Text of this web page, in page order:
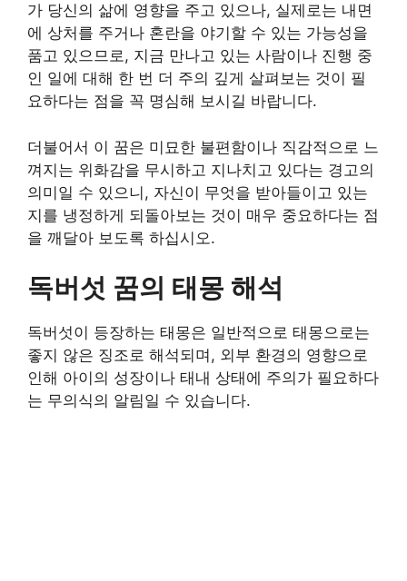
가 당신의 삶에 영향을 주고 있으나, 실제로는 내면
에 상처를 주거나 혼란을 야기할 수 있는 가능성을
품고 있으므로, 지금 만나고 있는 사람이나 진행 중
인 일에 대해 한 번 더 주의 깊게 살펴보는 것이 필
요하다는 점을 꼭 명심해 보시길 바랍니다.
더불어서 이 꿈은 미묘한 불편함이나 직감적으로 느
껴지는 위화감을 무시하고 지나치고 있다는 경고의
의미일 수 있으니, 자신이 무엇을 받아들이고 있는
지를 냉정하게 되돌아보는 것이 매우 중요하다는 점
을 깨달아 보도록 하십시오.
독버섯 꿈의 태몽 해석
독버섯이 등장하는 태몽은 일반적으로 태몽으로는
좋지 않은 징조로 해석되며, 외부 환경의 영향으로
인해 아이의 성장이나 태내 상태에 주의가 필요하다
는 무의식의 알림일 수 있습니다.